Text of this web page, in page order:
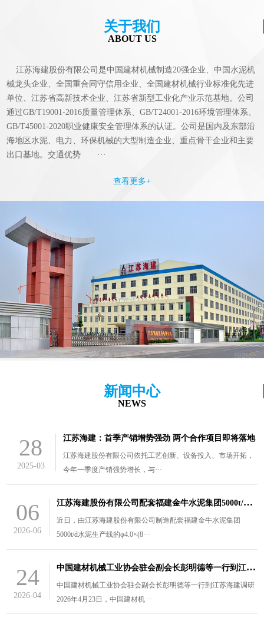
关于我们
ABOUT US
江苏海建股份有限公司是中国建材机械制造20强企业、中国水泥机
械龙头企业、全国重合同守信用企业、全国建材机械行业标准化先进
单位、江苏省高新技术企业、江苏省新型工业化产业示范基地。公司
通过GB/T19001-2016质量管理体系、GB/T24001-2016环境管理体系、
GB/T45001-2020职业健康安全管理体系的认证。公司是国内及东部沿
海地区水泥、电力、环保机械的大型制造企业、重点骨干企业和主要
出口基地。交通优势 ···
查看更多+
新闻中心
NEWS
28
2025-03
江苏海建：首季产销增势强劲 两个合作项目即将落地
江苏海建股份有限公司依托工艺创新、设备投入、市场开拓，
今年一季度产销强势增长，与···
06
2026-06
江
苏海建股份有限公司配套福建金牛水泥集团5000t/d水泥生产线的￠4.0×（8.5+3）m风扫煤磨装车发货
近日，由江苏海建股份有限公司制造配套福建金牛水泥集团
5000t/d水泥生产线的φ4.0×(8···
24
2026-04
中
国建材机械工业协会驻会副会长彭明德等一行到江苏海建调研
中国建材机械工业协会驻会副会长彭明德等一行到江苏海建调研
2026年4月23日，中国建材机···